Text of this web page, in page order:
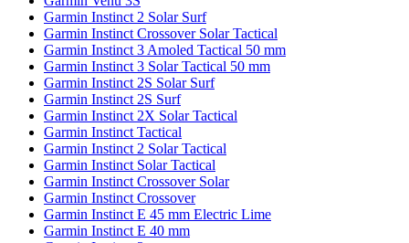
Garmin Instinct 2 Solar Surf
Garmin Instinct Crossover Solar Tactical
Garmin Instinct 3 Amoled Tactical 50 mm
Garmin Instinct 3 Solar Tactical 50 mm
Garmin Instinct 2S Solar Surf
Garmin Instinct 2S Surf
Garmin Instinct 2X Solar Tactical
Garmin Instinct Tactical
Garmin Instinct 2 Solar Tactical
Garmin Instinct Solar Tactical
Garmin Instinct Crossover Solar
Garmin Instinct Crossover
Garmin Instinct E 45 mm Electric Lime
Garmin Instinct E 40 mm